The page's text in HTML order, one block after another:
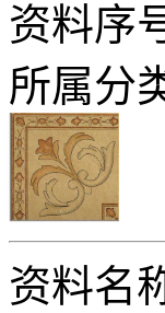
资料序
所属分
资料名